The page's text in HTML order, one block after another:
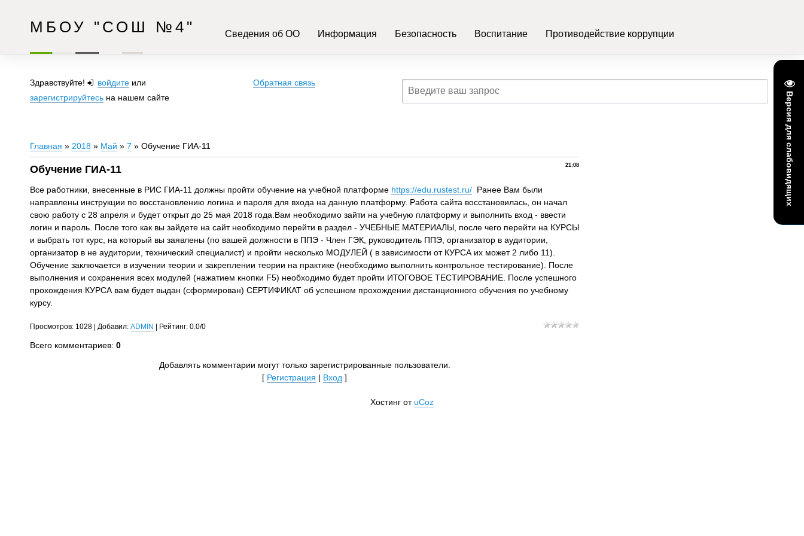
Версия для слабовидящих
МБОУ "СОШ №4" Сведения об ОО Информация Безопасность Воспитание Противодействие коррупции
Здравствуйте! войдите или
зарегистрируйтесь на нашем сайте
Обратная связь
Главная » 2018 » Май » 7 » Обучение ГИА-11
21:08
Обучение ГИА-11
Все работники, внесенные в РИС ГИА-11 должны пройти обучение на учебной платформе https://edu.rustest.ru/ Ранее Вам были
направлены инструкции по восстановлению логина и пароля для входа на данную платформу. Работа сайта восстановилась, он начал
свою работу с 28 апреля и будет открыт до 25 мая 2018 года.Вам необходимо зайти на учебную платформу и выполнить вход - ввести
логин и пароль. После того как вы зайдете на сайт необходимо перейти в раздел - УЧЕБНЫЕ МАТЕРИАЛЫ, после чего перейти на КУРСЫ
и выбрать тот курс, на который вы заявлены (по вашей должности в ППЭ - Член ГЭК, руководитель ППЭ, организатор в аудитории,
организатор в не аудитории, технический специалист) и пройти несколько МОДУЛЕЙ ( в зависимости от КУРСА их может 2 либо 11).
Обучение заключается в изучении теории и закреплении теории на практике (необходимо выполнить контрольное тестирование). После
выполнения и сохранения всех модулей (нажатием кнопки F5) необходимо будет пройти ИТОГОВОЕ ТЕСТИРОВАНИЕ. После успешного
прохождения КУРСА вам будет выдан (сформирован) СЕРТИФИКАТ об успешном прохождении дистанционного обучения по учебному
курсу.
Просмотров: 1028 Добавил: ADMIN Рейтинг: 0.0/0
Всего комментариев: 0
Добавлять комментарии могут только зарегистрированные пользователи.
[ Регистрация | Вход ]
Хостинг от uCoz